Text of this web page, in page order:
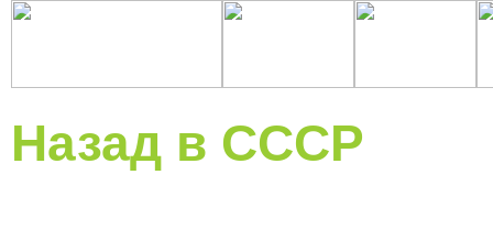
Назад в СССР